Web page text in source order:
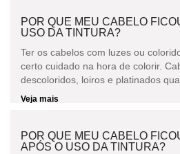
POR QUE MEU CABELO
USO DA TINTURA?
Ter os cabelos com luzes ou
certo cuidado na hora de colorir.
descoloridos, loiros e platinados
Veja mais
POR QUE MEU CABELO
APÓS O USO DA TINTURA?